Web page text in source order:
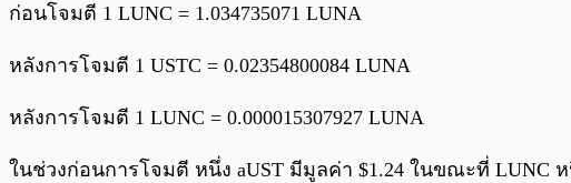
ก่อนโจมตี 1 LUNC = 1.034735071 LUNA
หลังการโจมตี 1 USTC = 0.02354800084 LUNA
หลังการโจมตี 1 LUNC = 0.000015307927 LUNA
ในช่วงก่อนการโจมตี หนึ่ง aUST มีมูลค่า $1.24 ในขณะที่ LUNC